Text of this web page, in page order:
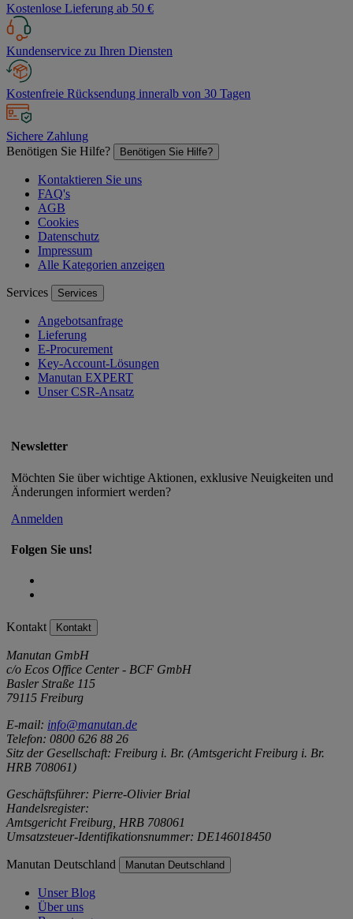
Kostenlose Lieferung ab 50 €
Kundenservice zu Ihren Diensten
Kostenfreie Rücksendung inneralb von 30 Tagen
Sichere Zahlung
Benötigen Sie Hilfe?
Benötigen Sie Hilfe?
Kontaktieren Sie uns
FAQ's
AGB
Cookies
Datenschutz
Impressum
Alle Kategorien anzeigen
Services Services
Angebotsanfrage
Lieferung
E-Procurement
Key-Account-Lösungen
Manutan EXPERT
Unser CSR-Ansatz
Newsletter
Möchten Sie über wichtige Aktionen, exklusive Neuigkeiten und
Änderungen informiert werden?
Anmelden
Folgen Sie uns!
Kontakt Kontakt
Manutan GmbH
c/o Ecos Office Center - BCF GmbH
Basler Straße 115
79115 Freiburg
E-mail: info@manutan.de
Telefon: 0800 626 88 26
Sitz der Gesellschaft: Freiburg i. Br. (Amtsgericht Freiburg i. Br.
HRB 708061)
Geschäftsführer: Pierre-Olivier Brial
Handelsregister:
Amtsgericht Freiburg, HRB 708061
Umsatzsteuer-Identifikationsnummer: DE146018450
Manutan Deutschland Manutan Deutschland
Unser Blog
Über uns